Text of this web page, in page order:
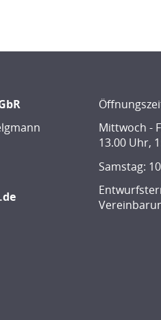
Mittwoch -
13.00 Uhr,
Samstag: